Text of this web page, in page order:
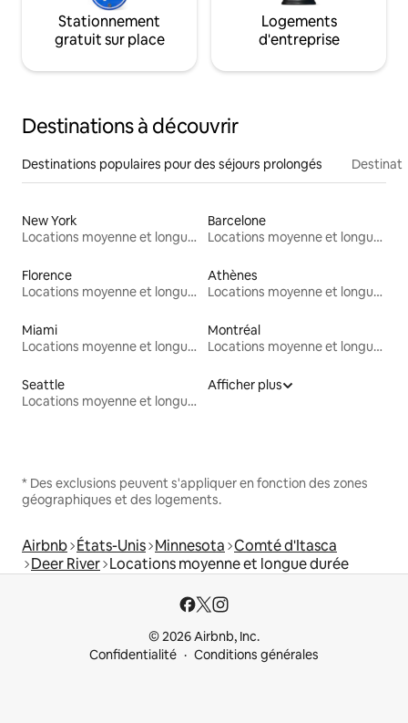
Stationnement
gratuit sur place
Logements
d'entreprise
Destinations à découvrir
Destinations populaires pour des séjours prolongés
New York
Locations moyenne et longue durée
Barcelone
Locations moyenne et longue durée
Florence
Locations moyenne et longue durée
Athènes
Locations moyenne et longue durée
Miami
Locations moyenne et longue durée
Montréal
Locations moyenne et longue durée
Seattle
Locations moyenne et longue durée
Afficher plus
* Des exclusions peuvent s'appliquer en fonction des zones
géographiques et des logements.
Airbnb États-Unis Minnesota Comté d'Itasca
Deer River Locations moyenne et longue durée
© 2026 Airbnb, Inc.
Confidentialité
Conditions générales